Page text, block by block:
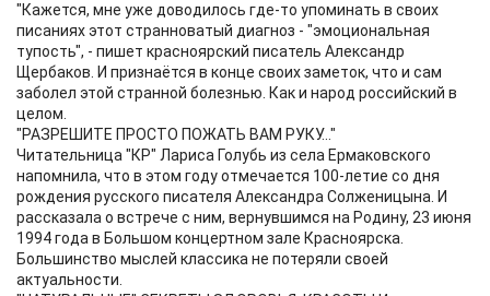
"Кажется, мне уже доводилось где-то упоминать в своих
писаниях этот странноватый диагноз - "эмоциональная
тупость", - пишет красноярский писатель Александр
Щербаков. И признаётся в конце своих заметок, что и сам
заболел этой странной болезнью. Как и народ российский в
целом.
"РАЗРЕШИТЕ ПРОСТО ПОЖАТЬ ВАМ РУКУ..."
Читательница "КР" Лариса Голубь из села Ермаковского
напомнила, что в этом году отмечается 100-летие со дня
рождения русского писателя Александра Солженицына. И
рассказала о встрече с ним, вернувшимся на Родину, 23 июня
1994 года в Большом концертном зале Красноярска.
Большинство мыслей классика не потеряли своей
актуальности.